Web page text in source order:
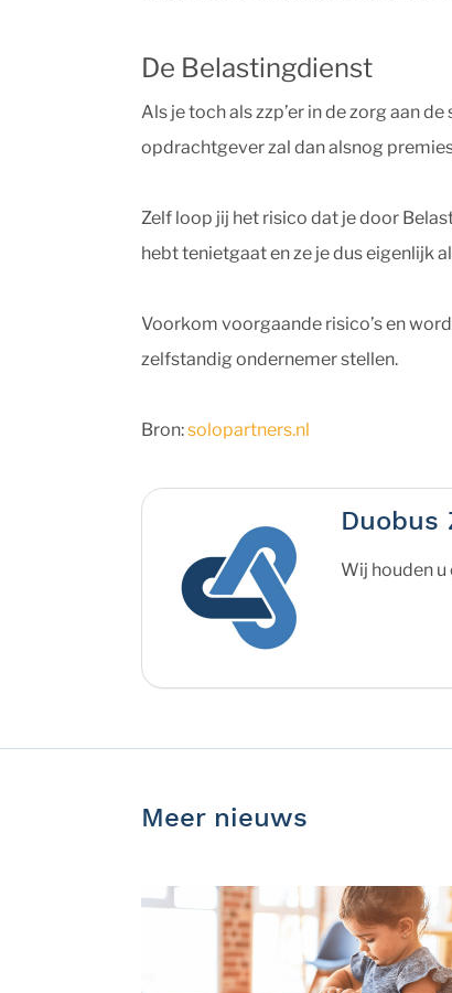
De Belastingdienst
Als je toch als zzp’er in de zorg aan
opdrachtgever zal dan alsnog
Zelf loop jij het risico dat je door
hebt tenietgaat en ze je dus eigenlijk
Voorkom voorgaande risico’s en
zelfstandig ondernemer stellen.
Bron:solopartners.nl
Duobus
Wij houden
Meer nieuws